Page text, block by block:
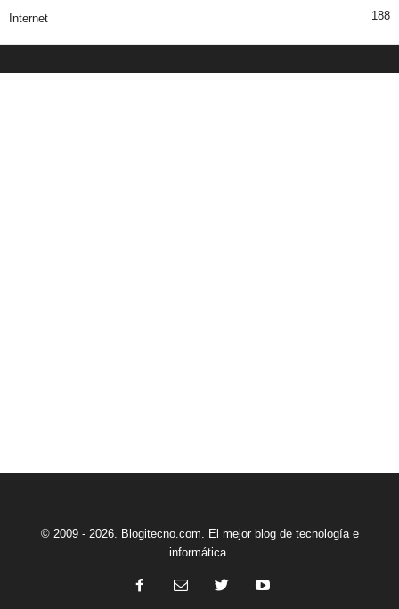
Internet 188
© 2009 - 2026. Blogitecno.com. El mejor blog de tecnología e
informática.